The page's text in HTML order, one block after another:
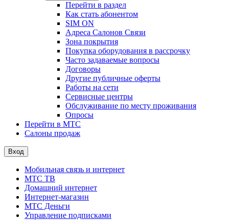
Перейти в раздел
Как стать абонентом
SIM ON
Адреса Салонов Связи
Зона покрытия
Покупка оборудования в рассрочку
Часто задаваемые вопросы
Договоры
Другие публичные оферты
Работы на сети
Сервисные центры
Обслуживание по месту проживания
Опросы
Перейти в МТС
Салоны продаж
Вход
Мобильная связь и интернет
МТС ТВ
Домашний интернет
Интернет-магазин
МТС Деньги
Управление подписками